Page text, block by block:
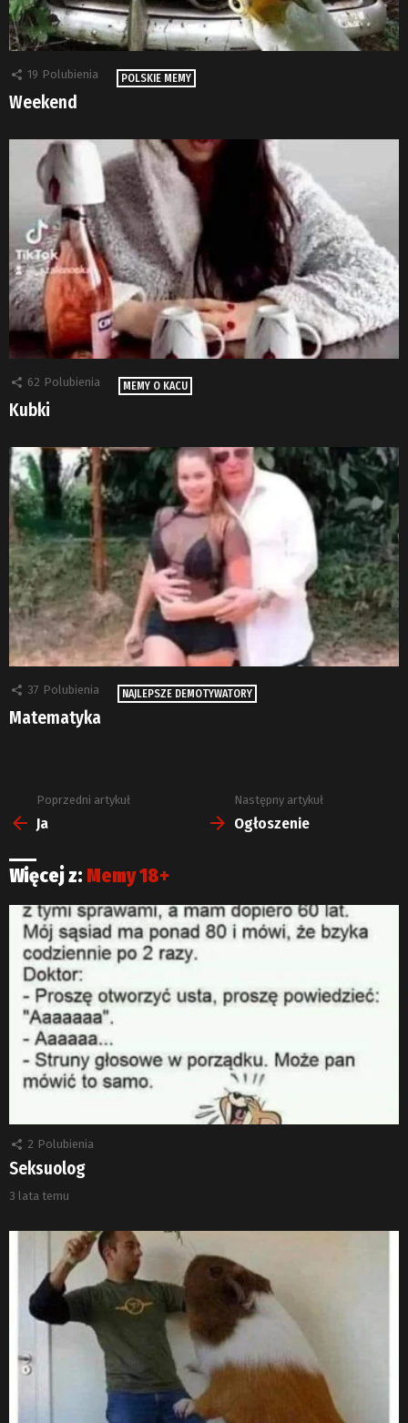
19 Polubienia POLSKIE MEMY
Weekend
62 Polubienia MEMY O KACU
Kubki
37 Polubienia NAJLEPSZE DEMOTYWATORY
Matematyka
Zobacz
więcej
Poprzedni artykuł
Ja
Następny artykuł
Ogłoszenie
Więcej z: Memy 18+
2 Polubienia
Seksuolog
3 lata temu